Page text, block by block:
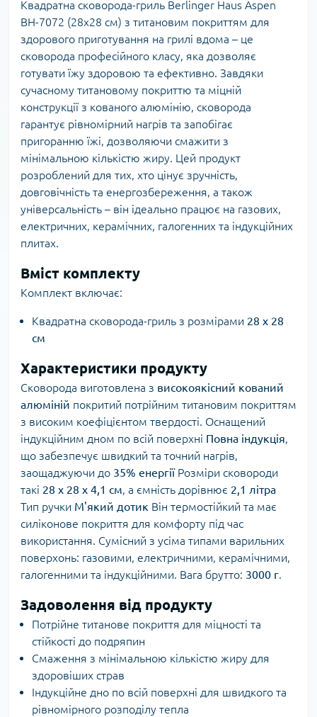
Квадратна сковорода-гриль Berlinger Haus Aspen
BH-7072 (28x28 см) з титановим покриттям для
здорового приготування на грилі вдома – це
сковорода професійного класу, яка дозволяє
готувати їжу здоровою та ефективно. Завдяки
сучасному титановому покриттю та міцній
конструкції з кованого алюмінію, сковорода
гарантує рівномірний нагрів та запобігає
пригоранню їжі, дозволяючи смажити з
мінімальною кількістю жиру. Цей продукт
розроблений для тих, хто цінує зручність,
довговічність та енергозбереження, а також
універсальність – він ідеально працює на газових,
електричних, керамічних, галогенних та індукційних
плитах.
Вміст комплекту
Комплект включає:
Квадратна сковорода-гриль з розмірами 28 х 28
см
Характеристики продукту
Сковорода виготовлена з високоякісний кований
алюміній покритий потрійним титановим покриттям
з високим коефіцієнтом твердості. Оснащений
індукційним дном по всій поверхні Повна індукція,
що забезпечує швидкий та точний нагрів,
заощаджуючи до 35% енергіїРозміри сковороди
такі 28 x 28 x 4,1 см, а ємність дорівнює 2,1 літра
Тип ручки М'який дотик Він термостійкий та має
силіконове покриття для комфорту під час
використання. Сумісний з усіма типами варильних
поверхонь: газовими, електричними, керамічними,
галогенними та індукційними. Вага брутто: 3000 г.
Задоволення від продукту
Потрійне титанове покриття для міцності та
стійкості до подряпин
Смаження з мінімальною кількістю жиру для
здоровіших страв
Індукційне дно по всій поверхні для швидкого та
рівномірного розподілу тепла